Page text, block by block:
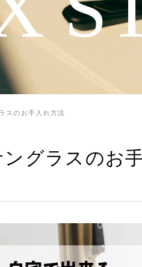
スのお手入れ方法
グラスのお